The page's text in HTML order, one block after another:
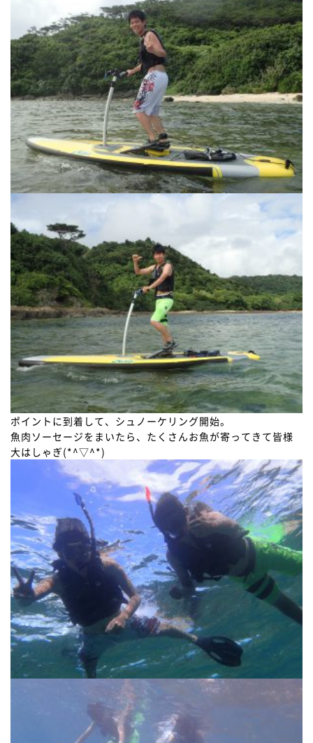
ポイントに到着して、シュノーケリング開始。
魚肉ソーセージをまいたら、たくさんお魚が寄ってきて皆様
大はしゃぎ(*^▽^*)